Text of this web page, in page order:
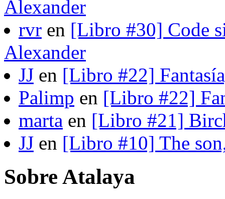
Alexander
rvr en [Libro #30] Code
Alexander
JJ en [Libro #22]
Palimp en [Libro #22]
marta en [Libro #21]
JJ en [Libro #10] The
Sobre Atalaya